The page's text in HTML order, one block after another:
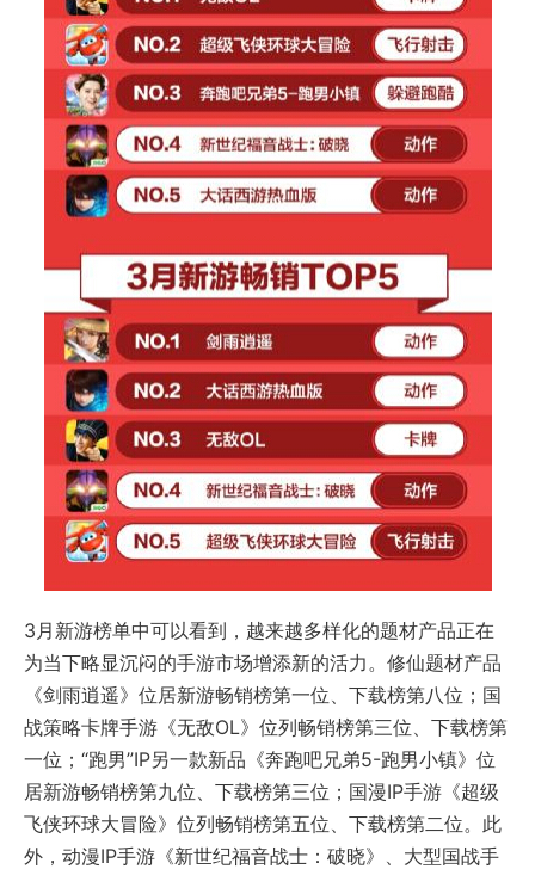
3月新游榜单中可以看到，越来越多样化的题材产品正在
为当下略显沉闷的手游市场增添新的活力。修仙题材产品
《剑雨逍遥》位居新游畅销榜第一位、下载榜第八位；国
战策略卡牌手游《无敌OL》位列畅销榜第三位、下载榜第
一位；“跑男”IP另一款新品《奔跑吧兄弟5-跑男小镇》位
居新游畅销榜第九位、下载榜第三位；国漫IP手游《超级
飞侠环球大冒险》位列畅销榜第五位、下载榜第二位。此
外，动漫IP手游《新世纪福音战士：破晓》、大型国战手